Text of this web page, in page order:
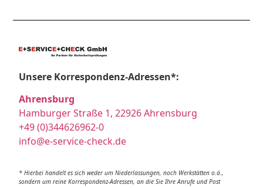
Unsere Korrespondenz-Adressen*:
Ahrensburg
Hamburger Straße 1, 22926 Ahrensburg
+49 (0)344626962-0
info@e-service-check.de
* Hierbei handelt es sich weder um Niederlassungen, noch Werkstätten o.ä.,
sondern um reine Korrespondenz-Adressen, an die Sie Ihre Anrufe und Post